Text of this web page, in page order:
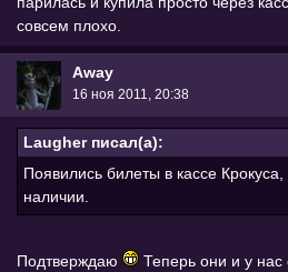
совсем плохо.
Away
16 ноя 2011, 20:38
Laugher писал(а):
Появились билеты в кассе
наличии.
Подтверждаю
Теперь они и у нас